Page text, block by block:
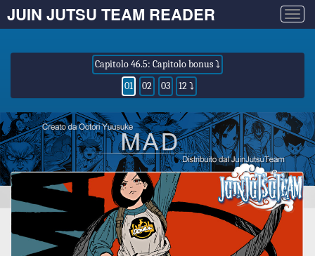
JUIN JUTSU TEAM READER
Capitolo 46.5: Capitolo bonus ⤵
01
02 03 12 ⤵